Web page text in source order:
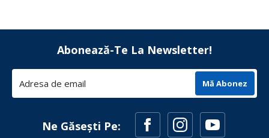
Abonează-Te La Newsletter!
Mă Abonez
Ne Găsești Pe: